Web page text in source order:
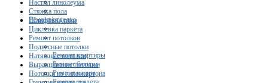
Ремонт/отделка
Ремонт квартиры
Ремонт балкона
Ремонт ванны
Настил линолеума
Стяжка пола
Шлифовка пола
Циклевка паркета
Ремонт потолков
Подвесные потолки
Натяжные потолки
Выравнивание потолка
Потолки из гипсокартона